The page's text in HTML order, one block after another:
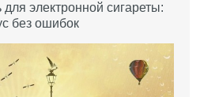
электронной сигареты:
без ошибок